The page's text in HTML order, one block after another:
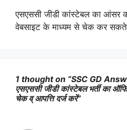
एसएससी जीडी कांस्टेबल का
वेबसाइट के माध्यम से चेक कर
1 thought on “SSC GD
एसएससी जीडी कांस्टेबल भर्ती का
चेक व् आपत्ति दर्ज करें”